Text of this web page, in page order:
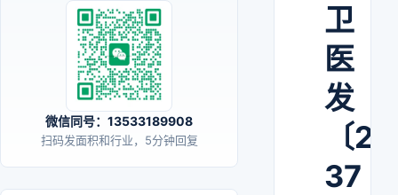
微信同号：13533189908
扫码发面积和行业，5分钟回复
卫
医
发
〔
37